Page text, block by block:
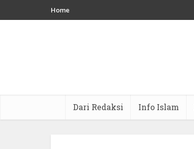
Home
Dari Redaksi Info Islam